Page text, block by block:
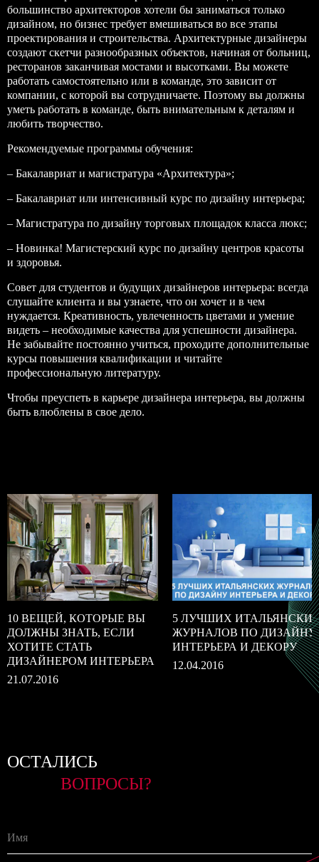
большинство архитекторов хотели бы заниматься только
дизайном, но бизнес требует вмешиваться во все этапы
проектирования и строительства. Архитектурные дизайнеры
создают скетчи разнообразных объектов, начиная от больниц,
ресторанов заканчивая мостами и высотками. Вы можете
работать самостоятельно или в команде, это зависит от
компании, с которой вы сотрудничаете. Поэтому вы должны
уметь работать в команде, быть внимательным к деталям и
любить творчество.
Рекомендуемые программы обучения:
– Бакалавриат и магистратура «Архитектура»;
– Бакалавриат или интенсивный курс по дизайну интерьера;
– Магистратура по дизайну торговых площадок класса люкс;
– Новинка! Магистерский курс по дизайну центров красоты
и здоровья.
Совет для студентов и будущих дизайнеров интерьера: всегда
слушайте клиента и вы узнаете, что он хочет и в чем
нуждается. Креативность, увлеченность цветами и умение
видеть – необходимые качества для успешности дизайнера.
Не забывайте постоянно учиться, проходите дополнительные
курсы повышения квалификации и читайте
профессиональную литературу.
Чтобы преуспеть в карьере дизайнера интерьера, вы должны
быть влюблены в свое дело.
10 ВЕЩЕЙ, КОТОРЫЕ ВЫ
ДОЛЖНЫ ЗНАТЬ, ЕСЛИ
ХОТИТЕ СТАТЬ
ДИЗАЙНЕРОМ ИНТЕРЬЕРА
21.07.2016
5 ЛУЧШИХ
ЖУРНАЛОВ ПО ДИЗАЙНУ
ИНТЕРЬЕРА И ДЕКОРУ
12.04.2016
ОСТАЛИСЬ
ВОПРОСЫ?